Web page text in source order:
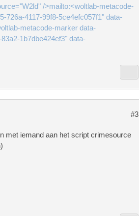
/>mailto:<woltlab-metacode-
726a-4117-99f8-5ce4efc057f1" data-
metacode-marker data-
1b7dbe424ef3" data-
#3
met iemand aan het script crimesource